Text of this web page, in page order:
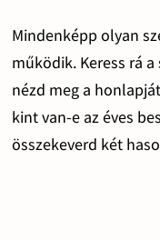
Mindenképp olyan
működik. Keress rá
nézd meg a
kint van-e az éves
összekeverd két